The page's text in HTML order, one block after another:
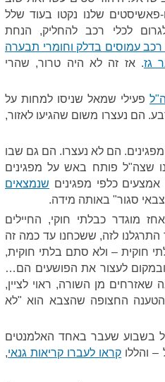
שלנו נקטו בעוד שלל
לכלי רכב להחליק, הנחת
עמוסים בדלק וחומרי תבערה
גז. אז זה לא היה טרור, שהרי
פעילי שמאל שניסו למחות על
הם נעצרו משום שהגיעו לאזור,
הם לא נעצרו. הם גם שבו
שצה"ל פותח באש על מפגינים
כלפי מפגינים שנמצאים
סגור" באותה מידה.
מוגדר כבלתי חוקי, החיילים
ביממה. כל כך התרגלנו לזה, ששכחנו עד כמה זה
חוקית – ולא סתם בלתי חוקית,
ובמקום לעצור את הפושעים הם…
מן השורה, ראוי לציין,
הטענה החצופה שהצבא הוא "לא
בשבוע שעבר באחד האלמנטים
– והללו קראו לעברו קריאות גנאי,